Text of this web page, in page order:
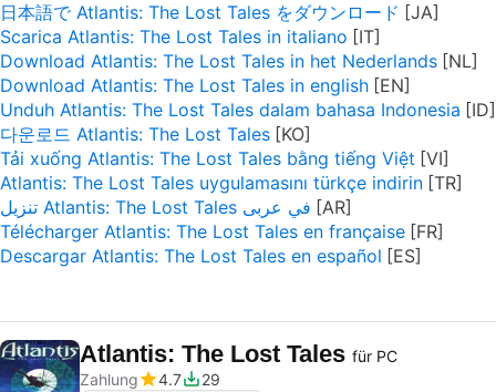
日本語で Atlantis: The Lost Tales をダウンロード
Scarica Atlantis: The Lost Tales in italiano
Download Atlantis: The Lost Tales in het Nederlands
Download Atlantis: The Lost Tales in english
Unduh Atlantis: The Lost Tales dalam bahasa Indonesia
다운로드 Atlantis: The Lost Tales
Tải xuống Atlantis: The Lost Tales bằng tiếng Việt
Atlantis: The Lost Tales uygulamasını türkçe indirin
تنزيل Atlantis: The Lost Tales في عربى
Télécharger Atlantis: The Lost Tales en française
Descargar Atlantis: The Lost Tales en español
Atlantis: The Lost Tales für PC
Zahlung
4.7
29